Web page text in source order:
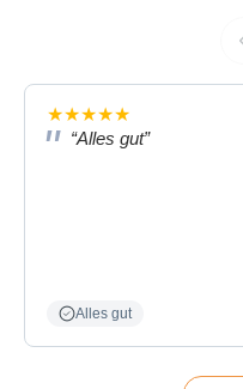
★★★★★
“Alles gut”
Alles gut